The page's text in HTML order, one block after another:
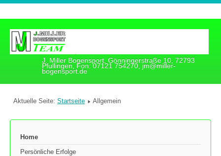
J. Miller Bogensport, Gönningerstraße 10, 72793
Pfullingen, Fon: 07121 754270, jm@miller-
bogensport.de
Aktuelle Seite: Startseite Allgemein
Home
Persönliche Erfolge